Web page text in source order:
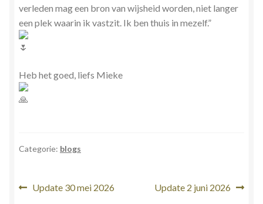
verleden mag een bron van wijsheid worden, niet langer
een plek waarin ik vastzit. Ik ben thuis in mezelf.”
Heb het goed, liefs Mieke
Categorie: blogs
Bericht
Vorig
Update 30 mei 2026
Volgend
Update 2 juni 2026